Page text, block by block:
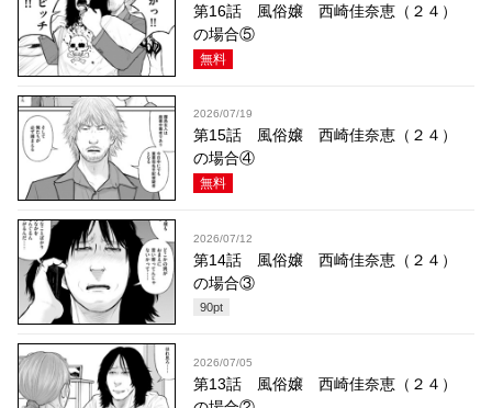
第16話 風俗嬢 西崎佳奈恵（２４）
の場合⑤
無料
2026/07/19
第15話 風俗嬢 西崎佳奈恵（２４）
の場合④
無料
2026/07/12
第14話 風俗嬢 西崎佳奈恵（２４）
の場合③
90pt
2026/07/05
第13話 風俗嬢 西崎佳奈恵（２４）